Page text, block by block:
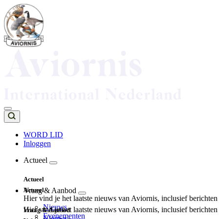
Overslaan
en
naar
de
inhoud
Top
navigation
WORD LID
Inloggen
navigation
Actueel
Actueel
Hier vind je het laatste nieuws van Aviornis, inclusief
Nieuws
Evenementen
Actueel
Hier vind je het laatste nieuws van Aviornis, inclusief
Vraag & Aanbod
Vraag & Aanbod